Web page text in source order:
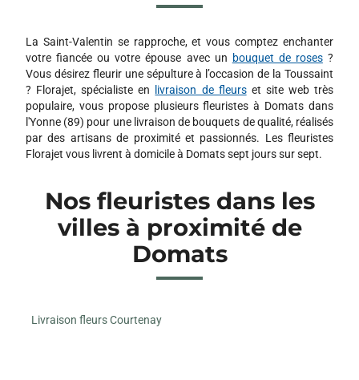
La Saint-Valentin se rapproche, et vous comptez enchanter
votre fiancée ou votre épouse avec un bouquet de roses?
Vous désirez fleurir une sépulture à l’occasion de la Toussaint
? Florajet, spécialiste en
livraison de fleurset site web très
populaire, vous propose plusieurs fleuristes à Domats dans
l'Yonne (89) pour une livraison de bouquets de qualité, réalisés
par des artisans de proximité et passionnés. Les fleuristes
Florajet vous livrent à domicile à Domats sept jours sur sept.
Nos fleuristes dans les
villes à proximité de
Domats
Livraison fleurs Courtenay